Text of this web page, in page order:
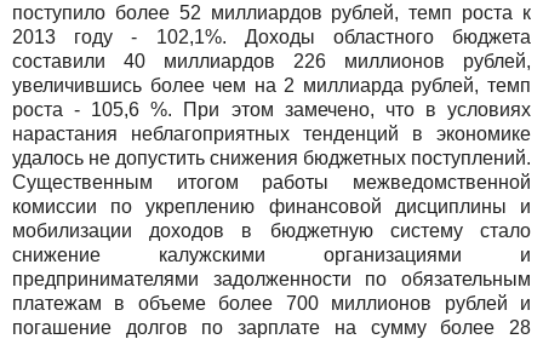
поступило более 52 миллиардов рублей, темп роста к
2013 году - 102,1%. Доходы областного бюджета
составили 40 миллиардов 226 миллионов рублей,
увеличившись более чем на 2 миллиарда рублей, темп
роста - 105,6 %. При этом замечено, что в условиях
нарастания неблагоприятных тенденций в экономике
удалось не допустить снижения бюджетных поступлений.
Существенным итогом работы межведомственной
комиссии по укреплению финансовой дисциплины и
мобилизации доходов в бюджетную систему стало
снижение калужскими организациями и
предпринимателями задолженности по обязательным
платежам в объеме более 700 миллионов рублей и
погашение долгов по зарплате на сумму более 28